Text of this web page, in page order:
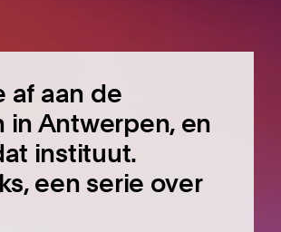
af aan de
in Antwerpen, en
instituut.
een serie over